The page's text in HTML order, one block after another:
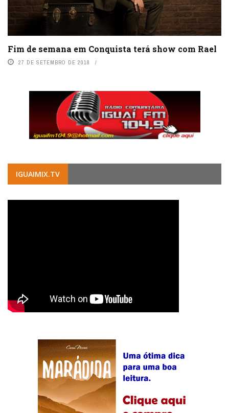
Fim de semana em Conquista terá show com Rael
27 DE SETEMBRO DE 2018
IGUAIMIX.TV